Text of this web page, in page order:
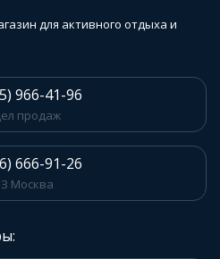
для активного отдыха и
966-41-96
продаж
666-91-26
Москва